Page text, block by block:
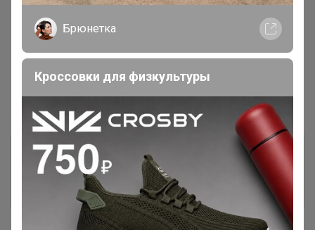
В архиве Собрано
76 %
Ожидание ~ 5 дней
Пристрой 1 лот
Комментарии к лотам 1.6K
Отзывы участников 3.6K
Брюнетка
Кроссовки для физкультуры